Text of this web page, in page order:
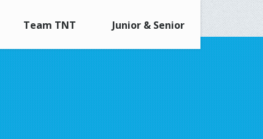
Team TNT Junior & Senior